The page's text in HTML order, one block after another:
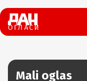
ОГЛАСИ
Mali oglas